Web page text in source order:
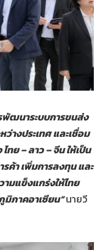
พัฒนาระบบการขนส่ง
างประเทศ และเชื่อม
ทย – ลาว – จีน ให้เป็น
ค้า เพิ่มการลงทุน และ
มแข็งแกร่งให้ไทย
มิภาคอาเซียน”นายวี